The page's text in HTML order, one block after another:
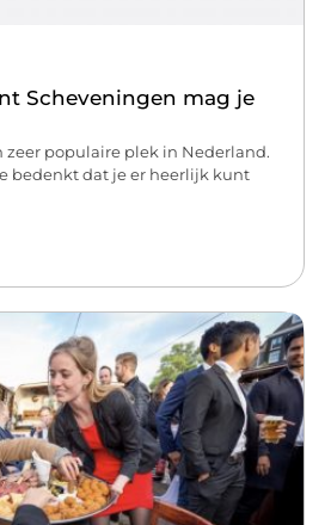
Scheveningen mag je
zeer populaire plek in Nederland.
bedenkt dat je er heerlijk kunt